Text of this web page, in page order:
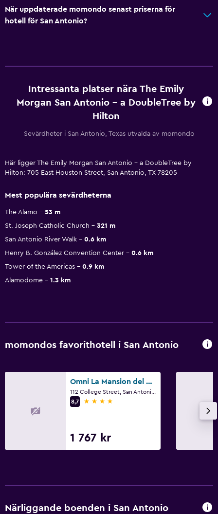
När uppdaterade momondo senast priserna för
hotell för San Antonio?
Intressanta platser nära The Emily
Morgan San Antonio - a DoubleTree by
Hilton
Sevärdheter i San Antonio, Texas utvalda av momondo
Här ligger The Emily Morgan San Antonio - a DoubleTree by
Hilton: 705 East Houston Street, San Antonio, TX 78205
Mest populära sevärdheterna
The Alamo
53 m
St. Joseph Catholic Church
321 m
San Antonio River Walk
0.6 km
Henry B. González Convention Center
0.6 km
Tower of the Americas
0.9 km
Alamodome
1.3 km
momondos favorithotell i San Antonio
Omni La Mansion del Rio
8,7
4 stjärnor
1 767 kr
Närliggande boenden i San Antonio